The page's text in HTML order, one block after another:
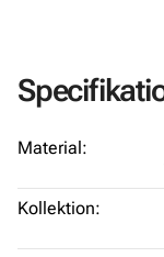
Material:
Kollektion: